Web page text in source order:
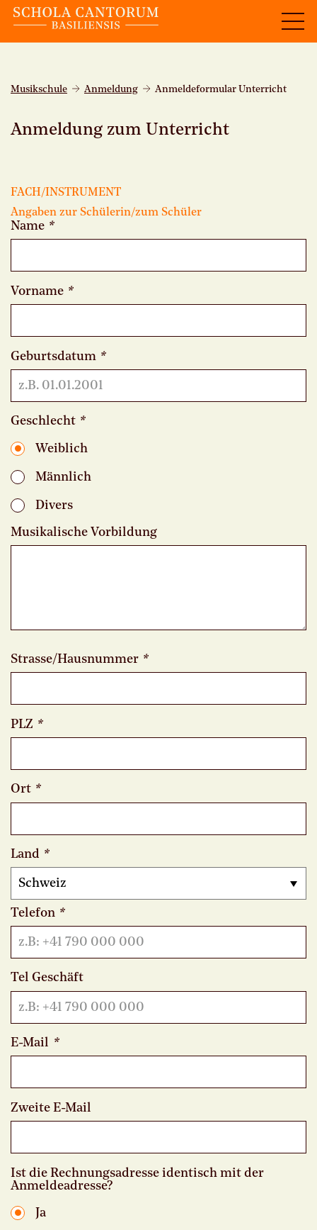
Musikschule Anmeldung Anmeldeformular Unterricht
Anmeldung zum Unterricht
FACH/INSTRUMENT
Angaben zur Schülerin/zum Schüler
Name *
Vorname *
Geburtsdatum *
Geschlecht *
Weiblich
Männlich
Divers
Musikalische Vorbildung
Strasse/Hausnummer *
PLZ *
Ort *
Land *
Telefon *
Tel Geschäft
E-Mail *
Zweite E-Mail
Ist die Rechnungsadresse identisch mit der
Anmeldeadresse?
Ja